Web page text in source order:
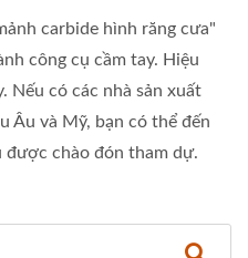
carbide hình răng cưa"
công cụ cầm tay. Hiệu
Nếu có các nhà sản xuất
Âu và Mỹ, bạn có thể đến
chào đón tham dự.